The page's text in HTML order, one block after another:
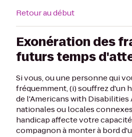
Retour au début
Exonération des
futurs temps
Si vous, ou une personne qui
fréquemment, (i) souffrez d'un
de l'Americans with Disabilities
nationales ou locales
handicap affecte votre
compagnon à monter à bord